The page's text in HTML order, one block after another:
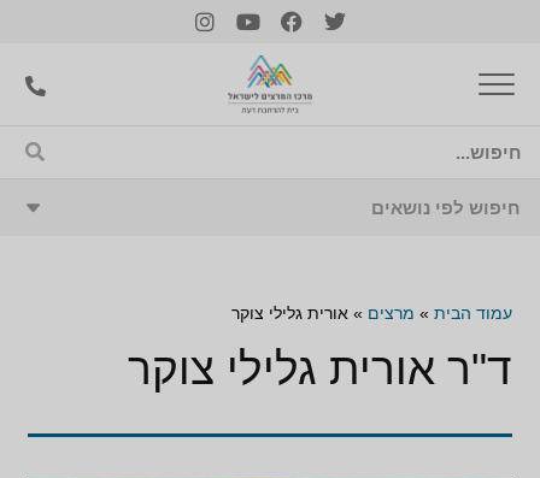
עמוד הבית » מרצים » אורית גלילי צוקר
ד"ר אורית גלילי צוקר